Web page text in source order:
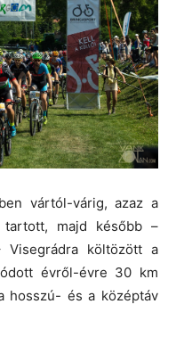
vártól-várig, azaz a
tartott, majd később –
költözött a
évről-évre 30 km
hosszú- és a középtáv